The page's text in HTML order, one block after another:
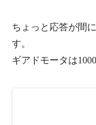
ちょっと応答が間
す。
ギアドモータは